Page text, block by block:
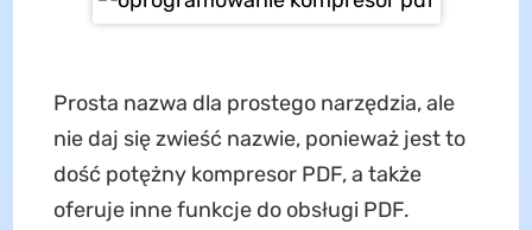
Prosta nazwa dla prostego narzędzia, ale
nie daj się zwieść nazwie, ponieważ jest to
dość potężny kompresor PDF, a także
oferuje inne funkcje do obsługi PDF.